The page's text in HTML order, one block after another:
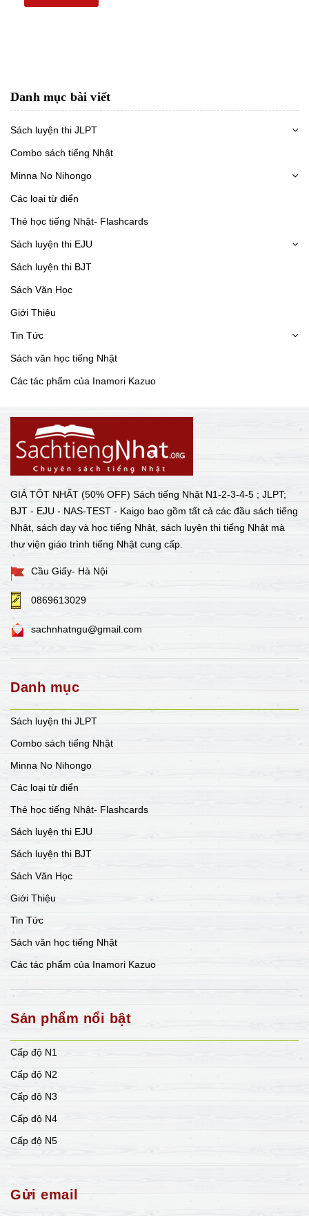
Danh mục bài viết
Sách luyện thi JLPT
Combo sách tiếng Nhật
Minna No Nihongo
Các loại từ điển
Thẻ học tiếng Nhật- Flashcards
Sách luyện thi EJU
Sách luyện thi BJT
Sách Văn Học
Giới Thiệu
Tin Tức
Sách văn học tiếng Nhật
Các tác phẩm của Inamori Kazuo
GIÁ TỐT NHẤT (50% OFF) Sách tiếng Nhật N1-2-3-4-5 ; JLPT;
BJT - EJU - NAS-TEST - Kaigo bao gồm tất cả các đầu sách tiếng
Nhật, sách dạy và học tiếng Nhật, sách luyện thi tiếng Nhật mà
thư viện giáo trình tiếng Nhật cung cấp.
Cầu Giấy- Hà Nội
0869613029
sachnhatngu@gmail.com
Danh mục
Sách luyện thi JLPT
Combo sách tiếng Nhật
Minna No Nihongo
Các loại từ điển
Thẻ học tiếng Nhật- Flashcards
Sách luyện thi EJU
Sách luyện thi BJT
Sách Văn Học
Giới Thiệu
Tin Tức
Sách văn học tiếng Nhật
Các tác phẩm của Inamori Kazuo
Sản phẩm nổi bật
Cấp độ N1
Cấp độ N2
Cấp độ N3
Cấp độ N4
Cấp độ N5
Gửi email